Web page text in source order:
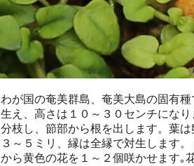
わが国の奄美群島、奄美大島の固有
生え、高さは１０～３０センチにな
分枝し、節部から根を出します。葉
３～５ミリ、縁は全縁で対生します
から黄色の花を１～２個咲かせます｡